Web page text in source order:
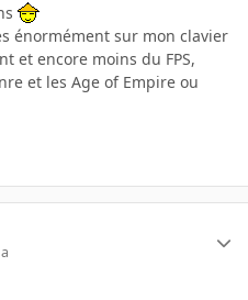
énormément sur mon clavier
et encore moins du FPS,
et les Age of Empire ou